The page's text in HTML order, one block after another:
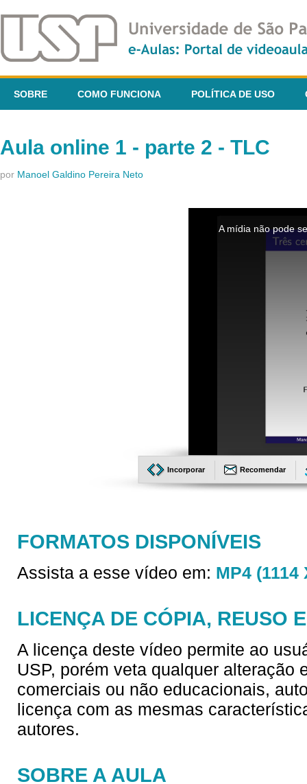
SOBRE COMO FUNCIONA POLÍTICA DE USO
Aula online 1 - parte 2 - TLC
por Manoel Galdino Pereira Neto
A mídia não pode
Incorporar Recomendar
FORMATOS DISPONÍVEIS
Assista a esse vídeo em: MP4 (1114
LICENÇA DE CÓPIA, REUSO
A licença deste vídeo permite ao
USP, porém veta qualquer alteração
comerciais ou não educacionais,
licença com as mesmas
autores.
SOBRE A AULA